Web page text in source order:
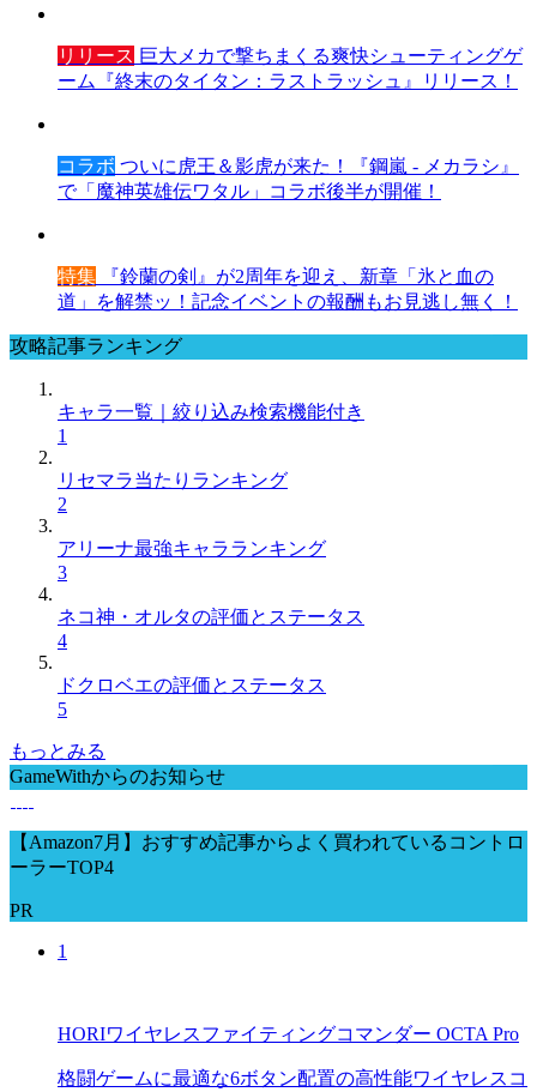
リリース 巨大メカで撃ちまくる爽快シューティングゲ
ーム『終末のタイタン：ラストラッシュ』リリース！
コラボ ついに虎王＆影虎が来た！『鋼嵐 - メカラシ』
で「魔神英雄伝ワタル」コラボ後半が開催！
特集 『鈴蘭の剣』が2周年を迎え、新章「氷と血の
道」を解禁ッ！記念イベントの報酬もお見逃し無く！
攻略記事ランキング
キャラ一覧｜絞り込み検索機能付き
1
リセマラ当たりランキング
2
アリーナ最強キャラランキング
3
ネコ神・オルタの評価とステータス
4
ドクロベエの評価とステータス
5
もっとみる
GameWithからのお知らせ
【Amazon7月】おすすめ記事からよく買われているコントロ
ーラーTOP4
PR
1
HORIワイヤレスファイティングコマンダー OCTA Pro
格闘ゲームに最適な6ボタン配置の高性能ワイヤレスコ